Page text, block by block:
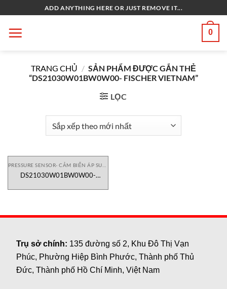
qua
nội
ADD ANYTHING HERE OR JUST REMOVE IT...
0
TRANG CHỦ / SẢN PHẨM ĐƯỢC GẮN THẺ
“DS21030W01BW0W00- FISCHER VIETNAM”
LỌC
DS21030W01BW0W00-
Trụ sở chính: 135 đường số 2, Khu Đô Thị Vạn
Phúc, Phường Hiệp Bình Phước, Thành phố Thủ
Đức, Thành phố Hồ Chí Minh, Việt Nam